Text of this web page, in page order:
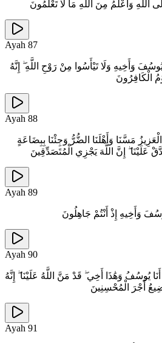
اللَّهِ وَأَعْلَمُ مِنَ اللَّهِ مَا لَا تَعْلَمُونَ
Ayah 87
وَأَخِيهِ وَلَا تَيْأَسُوا مِنْ رَوْحِ اللَّهِ ۖ إِنَّهُ
الْكَافِرُونَ
Ayah 88
الْعَزِيزُ مَسَّنَا وَأَهْلَنَا الضُّرُّ وَجِئْنَا بِبِضَاعَةٍ
عَلَيْنَا ۖ إِنَّ اللَّهَ يَجْزِي الْمُتَصَدِّقِينَ
Ayah 89
وَأَخِيهِ إِذْ أَنْتُمْ جَاهِلُونَ
Ayah 90
يُوسُفُ وَهَٰذَا أَخِي ۖ قَدْ مَنَّ اللَّهُ عَلَيْنَا ۖ إِنَّهُ
أَجْرَ الْمُحْسِنِينَ
Ayah 91